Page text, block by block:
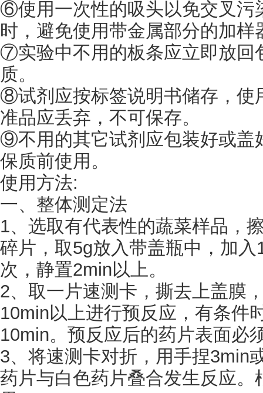
⑥使用一次性的吸头以免交叉污
时，避免使用带金属部分的加样
⑦实验中不用的板条应立即放回
质。
⑧试剂应按标签说明书储存，使
准品应丢弃，不可保存。
⑨不用的其它试剂应包装好或盖
保质前使用。
使用方法:
一、整体测定法
1、选取有代表性的蔬菜样品，
碎片，取5g放入带盖瓶中，加
次，静置2min以上。
2、取一片速测卡，撕去上盖膜
10min以上进行预反应，有条件
10min。预反应后的药片表面必
3、将速测卡对折，用手捏3min
药片与白色药片叠合发生反应